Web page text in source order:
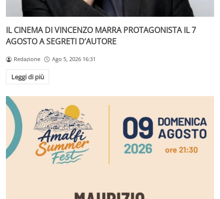
IL CINEMA DI VINCENZO MARRA PROTAGONISTA IL 7
AGOSTO A SEGRETI D’AUTORE
Redazione Ago 5, 2026 16:31
Leggi di più